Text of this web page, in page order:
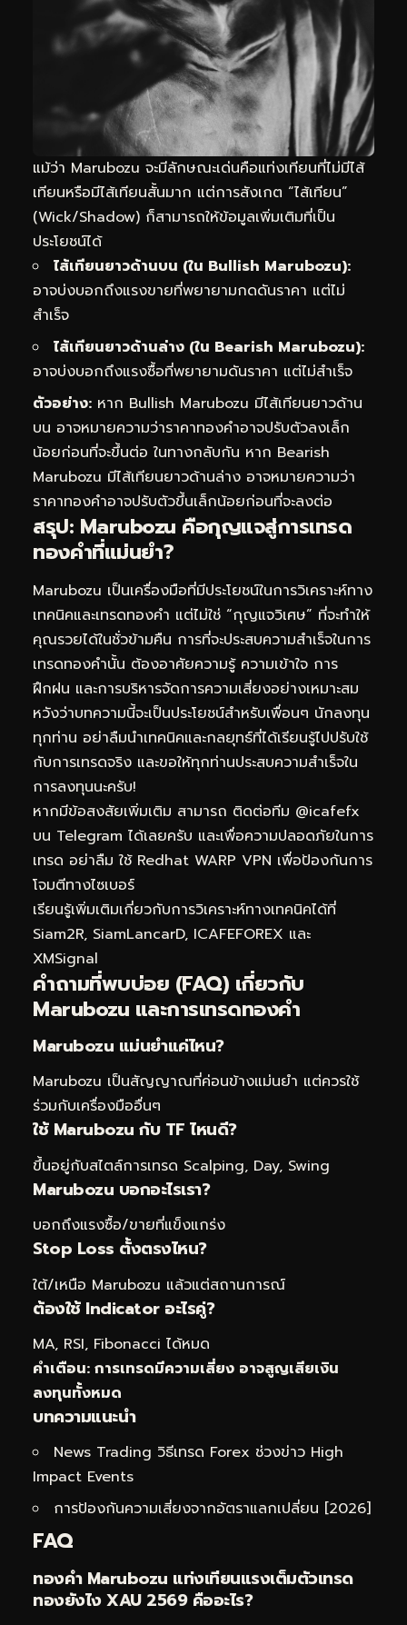
แม้ว่า Marubozu จะมีลักษณะเด่นคือแท่งเทียนที่ไม่มีไส้
เทียนหรือมีไส้เทียนสั้นมาก แต่การสังเกต “ไส้เทียน”
(Wick/Shadow) ก็สามารถให้ข้อมูลเพิ่มเติมที่เป็น
ประโยชน์ได้
ไส้เทียนยาวด้านบน (ใน Bullish Marubozu):
อาจบ่งบอกถึงแรงขายที่พยายามกดดันราคา แต่ไม่
สำเร็จ
ไส้เทียนยาวด้านล่าง (ใน Bearish Marubozu):
อาจบ่งบอกถึงแรงซื้อที่พยายามดันราคา แต่ไม่สำเร็จ
ตัวอย่าง: หาก Bullish Marubozu มีไส้เทียนยาวด้าน
บน อาจหมายความว่าราคาทองคำอาจปรับตัวลงเล็ก
น้อยก่อนที่จะขึ้นต่อ ในทางกลับกัน หาก Bearish
Marubozu มีไส้เทียนยาวด้านล่าง อาจหมายความว่า
ราคาทองคำอาจปรับตัวขึ้นเล็กน้อยก่อนที่จะลงต่อ
สรุป: Marubozu คือกุญแจสู่การเทรด
ทองคำที่แม่นยำ?
Marubozu เป็นเครื่องมือที่มีประโยชน์ในการวิเคราะห์ทาง
เทคนิคและเทรดทองคำ แต่ไม่ใช่ “กุญแจวิเศษ” ที่จะทำให้
คุณรวยได้ในชั่วข้ามคืน การที่จะประสบความสำเร็จในการ
เทรดทองคำนั้น ต้องอาศัยความรู้ ความเข้าใจ การ
ฝึกฝน และการบริหารจัดการความเสี่ยงอย่างเหมาะสม
หวังว่าบทความนี้จะเป็นประโยชน์สำหรับเพื่อนๆ นักลงทุน
ทุกท่าน อย่าลืมนำเทคนิคและกลยุทธ์ที่ได้เรียนรู้ไปปรับใช้
กับการเทรดจริง และขอให้ทุกท่านประสบความสำเร็จใน
การลงทุนนะครับ!
หากมีข้อสงสัยเพิ่มเติม สามารถ ติดต่อทีม @icafefx
บน Telegram ได้เลยครับ และเพื่อความปลอดภัยในการ
เทรด อย่าลืมใช้ Redhat WARP VPN เพื่อป้องกันการ
โจมตีทางไซเบอร์
เรียนรู้เพิ่มเติมเกี่ยวกับการวิเคราะห์ทางเทคนิคได้ที่
Siam2R, SiamLancarD, ICAFEFOREX และ
XMSignal
คำถามที่พบบ่อย (FAQ) เกี่ยวกับ
Marubozu และการเทรดทองคำ
Marubozu แม่นยำแค่ไหน?
Marubozu เป็นสัญญาณที่ค่อนข้างแม่นยำ แต่ควรใช้
ร่วมกับเครื่องมืออื่นๆ
ใช้ Marubozu กับ TF ไหนดี?
ขึ้นอยู่กับสไตล์การเทรด Scalping, Day, Swing
Marubozu บอกอะไรเรา?
บอกถึงแรงซื้อ/ขายที่แข็งแกร่ง
Stop Loss ตั้งตรงไหน?
ใต้/เหนือ Marubozu แล้วแต่สถานการณ์
ต้องใช้ Indicator อะไรคู่?
MA, RSI, Fibonacci ได้หมด
คำเตือน: การเทรดมีความเสี่ยง อาจสูญเสียเงิน
ลงทุนทั้งหมด
บทความแนะนำ
News Trading วิธีเทรด Forex ช่วงข่าว High
Impact Events
การป้องกันความเสี่ยงจากอัตราแลกเปลี่ยน [2026]
FAQ
ทองคำ Marubozu แท่งเทียนแรงเต็มตัวเทรด
ทองยังไง XAU 2569 คืออะไร?